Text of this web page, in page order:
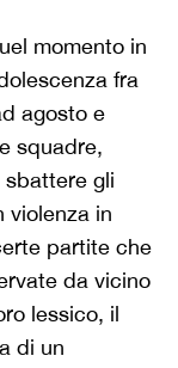
momento in
fra
agosto e
squadre,
gli
violenza in
partite che
da vicino
lessico, il
di un